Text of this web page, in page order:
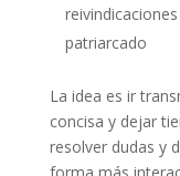
patriarcado
La idea es ir
concisa y dejar
resolver dudas y